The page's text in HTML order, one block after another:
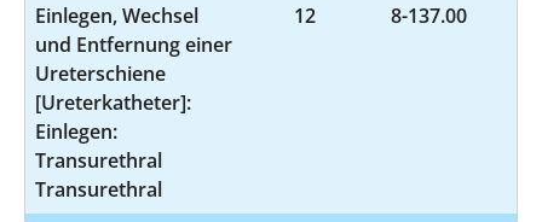
Einlegen, Wechsel
und Entfernung einer
Ureterschiene
[Ureterkatheter]:
Einlegen:
Transurethral
Transurethral
12 8-137.00